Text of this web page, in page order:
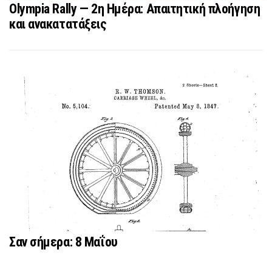
Olympia Rally — 2η Ημέρα: Απαιτητική πλοήγηση
και ανακατατάξεις
Σαν σήμερα: 8 Μαΐου